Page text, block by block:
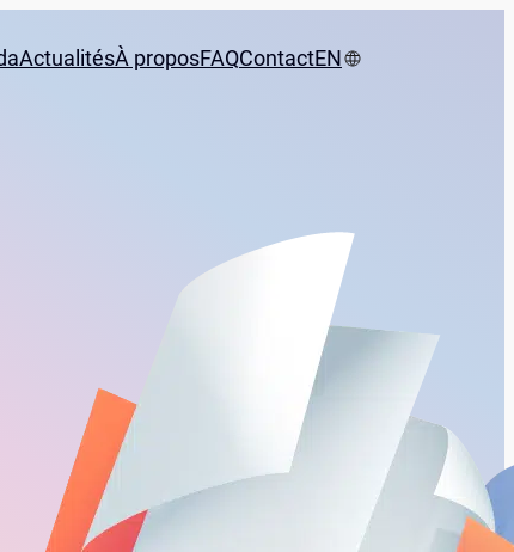
ActualitésÀ proposFAQContactEN